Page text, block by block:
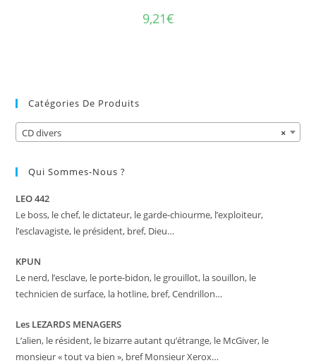
9,21€
Catégories De Produits
×
CD divers
Qui Sommes-Nous ?
LEO 442
Le boss, le chef, le dictateur, le garde-chiourme, l’exploiteur,
l’esclavagiste, le président, bref, Dieu…
KPUN
Le nerd, l’esclave, le porte-bidon, le grouillot, la souillon, le
technicien de surface, la hotline, bref, Cendrillon…
Les LEZARDS MENAGERS
L’alien, le résident, le bizarre autant qu’étrange, le McGiver, le
monsieur « tout va bien », bref Monsieur Xerox…